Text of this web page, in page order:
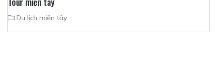
Du lịch miền tây